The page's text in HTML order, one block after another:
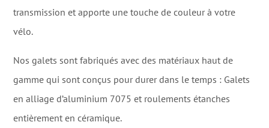
transmission et apporte une touche de couleur à votre
vélo.
Nos galets sont fabriqués avec des matériaux haut de
gamme qui sont conçus pour durer dans le temps : Galets
en alliage d’aluminium 7075 et roulements étanches
entièrement en céramique.